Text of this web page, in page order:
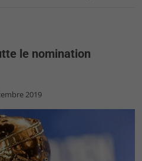
le nomination
2019